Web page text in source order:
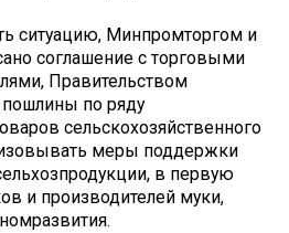
ситуацию, Минпромторгом и
соглашение с торговыми
Правительством
по ряду
сельскохозяйственного
меры поддержки
в первую
и производителей муки,